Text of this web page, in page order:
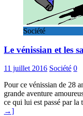
Société
Le vénissian et les
11 juillet 2016 Société 0
Pour ce vénissian de 28
grande aventure
ce qui lui est passé par la
→]